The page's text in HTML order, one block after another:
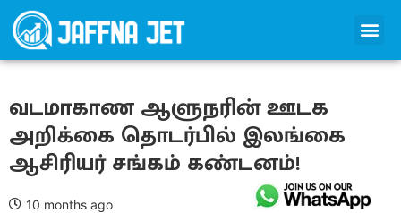
வடமாகாண ஆளுநரின் ஊடக
அறிக்கை தொடர்பில் இலங்கை
ஆசிரியர் சங்கம் கண்டனம்!
10 months ago